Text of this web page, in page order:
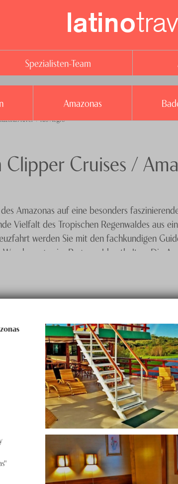
latino
Spezialisten-Team
Amazonas
River + Rio Negro
Clipper Cruises /
Amazonas auf eine besonders
Vielfalt des Tropischen Regenwaldes aus
werden Sie mit den fachkundigen
im Regenwald enthalten. Die
berühmten rosafarbenen Flussdelfine.